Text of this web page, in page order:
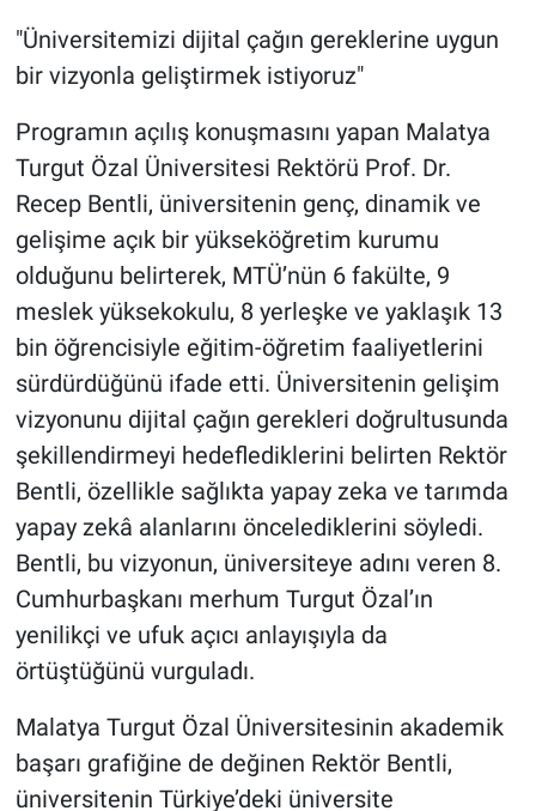
"Üniversitemizi dijital çağın gereklerine uygun
bir vizyonla geliştirmek istiyoruz"
Programın açılış konuşmasını yapan Malatya
Turgut Özal Üniversitesi Rektörü Prof. Dr.
Recep Bentli, üniversitenin genç, dinamik ve
gelişime açık bir yükseköğretim kurumu
olduğunu belirterek, MTÜ’nün 6 fakülte, 9
meslek yüksekokulu, 8 yerleşke ve yaklaşık 13
bin öğrencisiyle eğitim-öğretim faaliyetlerini
sürdürdüğünü ifade etti. Üniversitenin gelişim
vizyonunu dijital çağın gerekleri doğrultusunda
şekillendirmeyi hedeflediklerini belirten Rektör
Bentli, özellikle sağlıkta yapay zeka ve tarımda
yapay zekâ alanlarını öncelediklerini söyledi.
Bentli, bu vizyonun, üniversiteye adını veren 8.
Cumhurbaşkanı merhum Turgut Özal’ın
yenilikçi ve ufuk açıcı anlayışıyla da
örtüştüğünü vurguladı.
Malatya Turgut Özal Üniversitesinin akademik
başarı grafiğine de değinen Rektör Bentli,
üniversitenin Türkiye’deki üniversite